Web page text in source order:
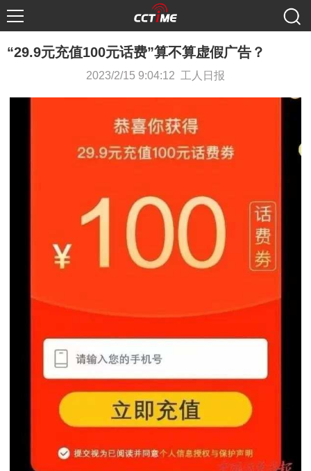
“29.9元充值100元话费”算不算虚假广告？
2023/2/15 9:04:12 工人日报